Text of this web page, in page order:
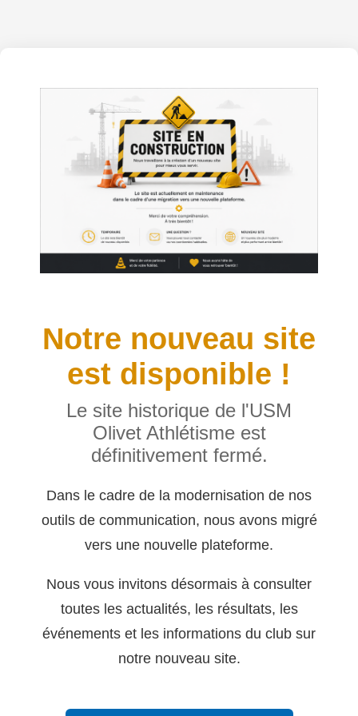
Notre nouveau site
est disponible !
Le site historique de l'USM
Olivet Athlétisme est
définitivement fermé.
Dans le cadre de la modernisation de nos
outils de communication, nous avons migré
vers une nouvelle plateforme.
Nous vous invitons désormais à consulter
toutes les actualités, les résultats, les
événements et les informations du club sur
notre nouveau site.